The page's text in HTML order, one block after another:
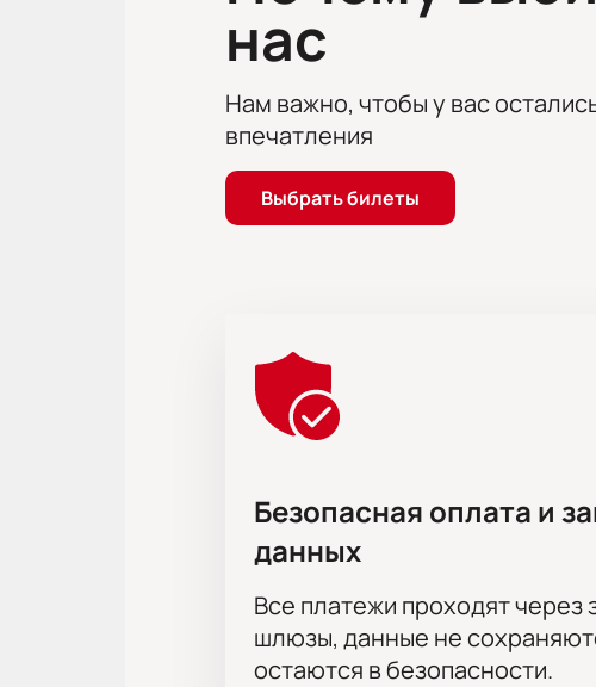
нас
Нам важно, чтобы у вас
впечатления
Выбрать билеты
Безопасная оплата и
данных
Все платежи проходят
шлюзы, данные не
остаются в безопасности.